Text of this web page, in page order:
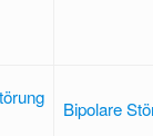
Bipolare